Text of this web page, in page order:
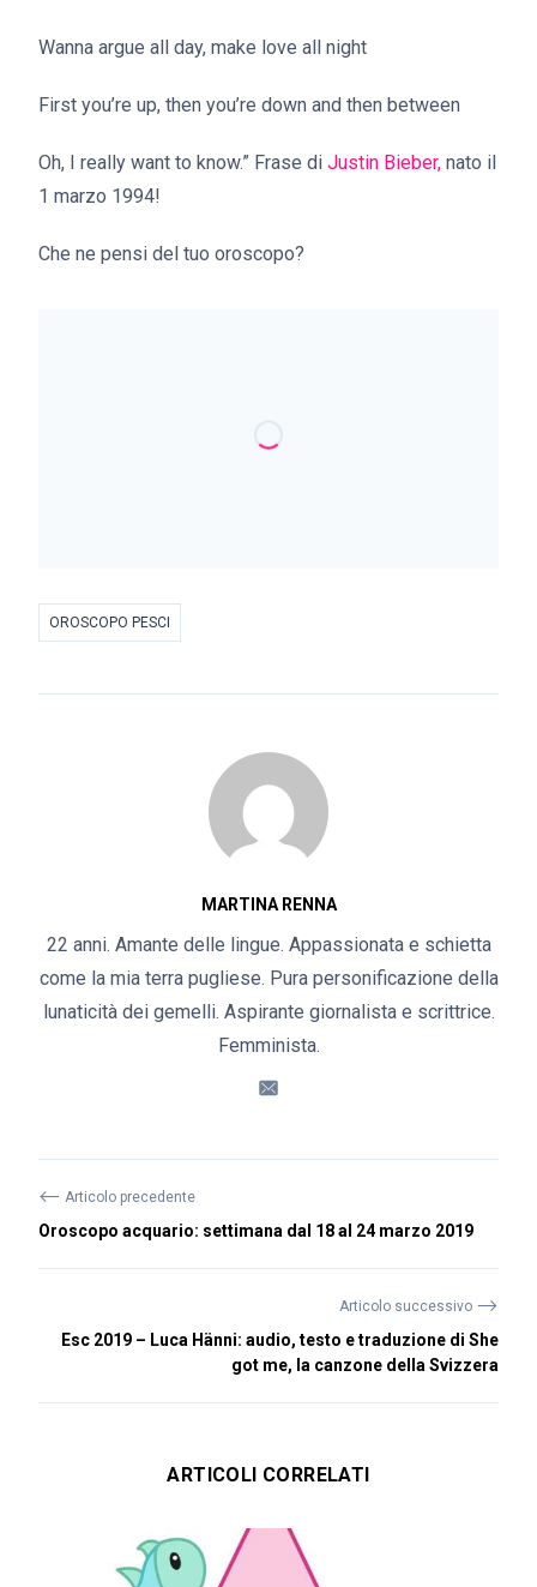
Wanna argue all day, make love all night
First you’re up, then you’re down and then between
Oh, I really want to know.” Frase di Justin Bieber, nato il
1 marzo 1994!
Che ne pensi del tuo oroscopo?
OROSCOPO PESCI
MARTINA RENNA
22 anni. Amante delle lingue. Appassionata e schietta
come la mia terra pugliese. Pura personificazione della
lunaticità dei gemelli. Aspirante giornalista e scrittrice.
Femminista.
⟵ Articolo precedente
Oroscopo acquario: settimana dal 18 al 24 marzo 2019
Articolo successivo ⟶
Esc 2019 – Luca Hänni: audio, testo e traduzione di She
got me, la canzone della Svizzera
ARTICOLI CORRELATI